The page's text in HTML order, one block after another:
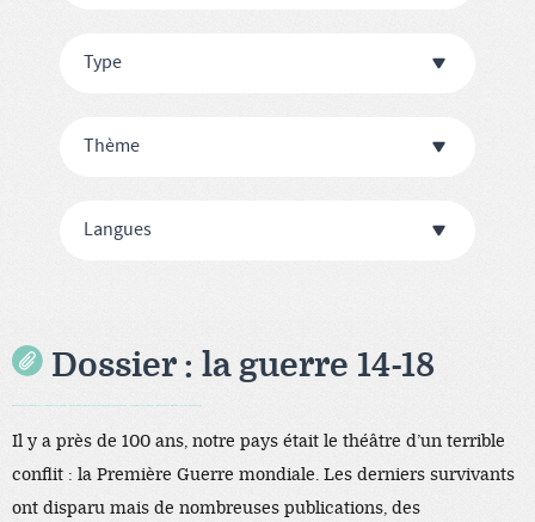
Type
Thème
Langues
Dossier : la guerre 14-18
Il y a près de 100 ans, notre pays était le théâtre d’un terrible
conflit : la Première Guerre mondiale. Les derniers survivants
ont disparu mais de nombreuses publications, des